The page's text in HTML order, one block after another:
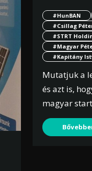
#HunBAN
#Csillag
#STRT
#Magyar
#Kapitány
Mutatjuk a
és azt is,
magyar